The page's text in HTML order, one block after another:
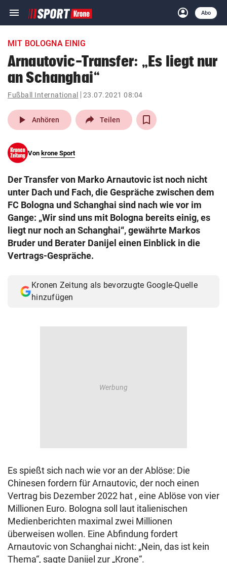
menu Navigation
ein-/ausklappen
account_circle
Anmelden
Abo
close Schließen
account_circle Anmelden
pin_drop
Wien arrow_right
search
eingeben
© Krone Multimedia GmbH & Co KG 2026
Muthgasse 2, 1190 Wien
MIT BOLOGNA EINIG
Arnautovic-Transfer: „Es liegt nur
an Schanghai“
Fußball International 23.07.2021 08:04
play_arrow Anhören Teilen
Von krone Sport
Der Transfer von Marko Arnautovic ist noch nicht
unter Dach und Fach, die Gespräche zwischen dem
FC Bologna und Schanghai sind nach wie vor im
Gange: „Wir sind uns mit Bologna bereits einig, es
liegt nur noch an Schanghai“, gewährte Markos
Bruder und Berater Danijel einen Einblick in die
Vertrags-Gespräche.
Kronen Zeitung als bevorzugte Google-Quelle
hinzufügen
Es spießt sich nach wie vor an der Ablöse: Die
Chinesen fordern für Arnautovic, der noch einen
Vertrag bis Dezember 2022 hat , eine Ablöse von vier
Millionen Euro. Bologna soll laut italienischen
Medienberichten maximal zwei Millionen
überweisen wollen. Eine Abfindung fordert
Arnautovic von Schanghai nicht: „Nein, das ist kein
Thema“, sagte Danijel zur „Krone“.